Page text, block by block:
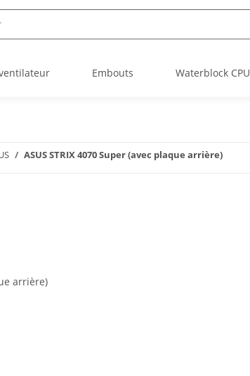
Embouts Waterblock CPU
ASUS STRIX 4070 Super (avec plaque arrière)